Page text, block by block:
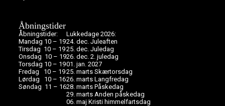
Åbningstider
Åbningstider:
Mandag 10 – 19
Tirsdag 10 – 19
Onsdag 10 – 19
Torsdag 10 – 19
Fredag 10 – 19
Lørdag 10 – 16
Søndag 11 – 16
Lukkedage 2026:
24. dec. Juleaften
25. dec. Juledag
26. dec. 2. juledag
01. jan. 2027
25. marts Skærtorsdag
26. marts Langfredag
28. marts Påskedag
29. marts Anden påskedag
06. maj Kristi himmelfartsdag